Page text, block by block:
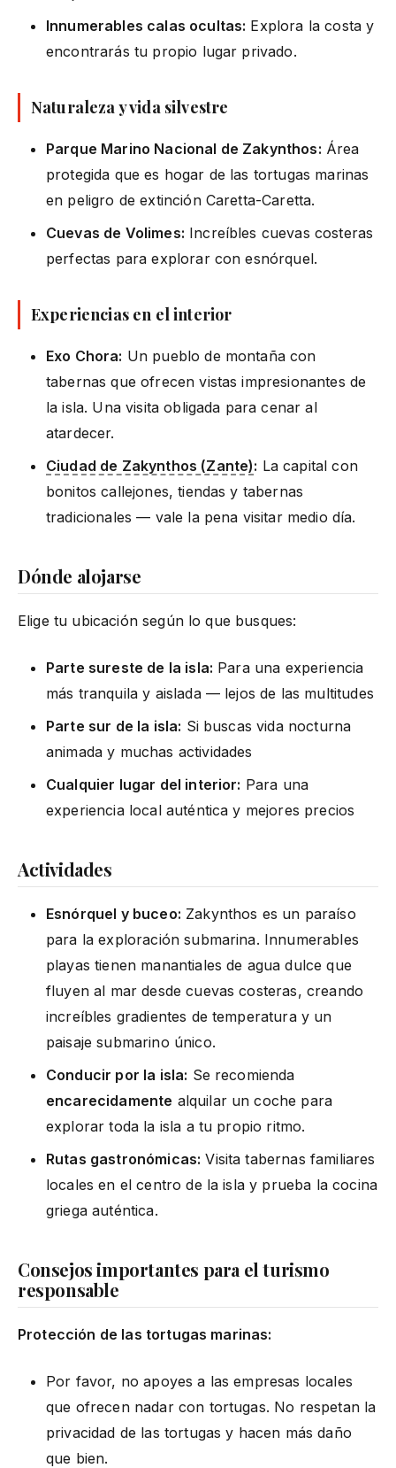
Innumerables calas ocultas: Explora la costa y
encontrarás tu propio lugar privado.
Naturaleza y vida silvestre
Parque Marino Nacional de Zakynthos: Área
protegida que es hogar de las tortugas marinas
en peligro de extinción Caretta-Caretta.
Cuevas de Volimes: Increíbles cuevas costeras
perfectas para explorar con esnórquel.
Experiencias en el interior
Exo Chora: Un pueblo de montaña con
tabernas que ofrecen vistas impresionantes de
la isla. Una visita obligada para cenar al
atardecer.
Ciudad de Zakynthos (Zante): La capital con
bonitos callejones, tiendas y tabernas
tradicionales — vale la pena visitar medio día.
Dónde alojarse
Elige tu ubicación según lo que busques:
Parte sureste de la isla: Para una experiencia
más tranquila y aislada — lejos de las multitudes
Parte sur de la isla: Si buscas vida nocturna
animada y muchas actividades
Cualquier lugar del interior: Para una
experiencia local auténtica y mejores precios
Actividades
Esnórquel y buceo: Zakynthos es un paraíso
para la exploración submarina. Innumerables
playas tienen manantiales de agua dulce que
fluyen al mar desde cuevas costeras, creando
increíbles gradientes de temperatura y un
paisaje submarino único.
Conducir por la isla: Se recomienda
encarecidamente alquilar un coche para
explorar toda la isla a tu propio ritmo.
Rutas gastronómicas: Visita tabernas familiares
locales en el centro de la isla y prueba la cocina
griega auténtica.
Consejos importantes para el turismo
responsable
Protección de las tortugas marinas:
Por favor, no apoyes a las empresas locales
que ofrecen nadar con tortugas. No respetan la
privacidad de las tortugas y hacen más daño
que bien.